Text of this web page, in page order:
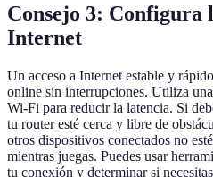
Consejo 3: Configura
Internet
Un acceso a Internet estable y
online sin interrupciones. Utiliza
Wi-Fi para reducir la latencia. Si
tu router esté cerca y libre de
otros dispositivos conectados no
mientras juegas. Puedes usar
tu conexión y determinar si